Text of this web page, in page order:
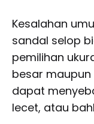
Kesalahan
sandal selop
pemilihan
besar maupun
dapat
lecet, atau